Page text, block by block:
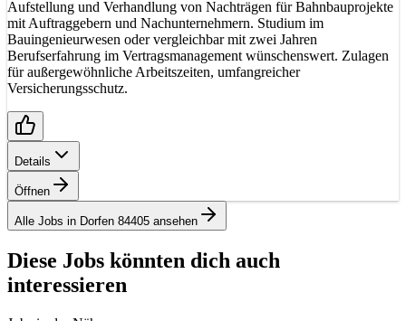
Aufstellung und Verhandlung von Nachträgen für Bahnbauprojekte
mit Auftraggebern und Nachunternehmern. Studium im
Bauingenieurwesen oder vergleichbar mit zwei Jahren
Berufserfahrung im Vertragsmanagement wünschenswert. Zulagen
für außergewöhnliche Arbeitszeiten, umfangreicher
Versicherungsschutz.
Details
Öffnen
Alle Jobs in Dorfen 84405 ansehen
Diese Jobs könnten dich auch
interessieren